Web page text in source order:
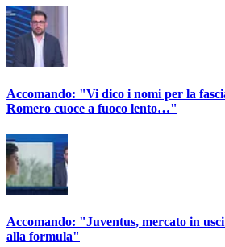
Accomando: "Vi dico i nomi per la
Romero cuoce a fuoco lento…"
Accomando: "Juventus, mercato in
alla formula"